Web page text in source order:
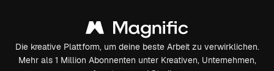
Die kreative Plattform, um deine beste Arbeit zu verwirklichen.
Mehr als 1 Million Abonnenten unter Kreativen, Unternehmen,